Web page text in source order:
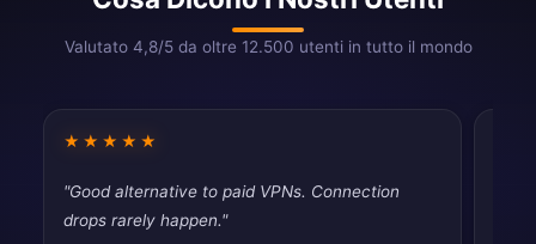
Valutato 4,8/5 da oltre 12.500 utenti in tutto il mondo
★★★★★
"Good alternative to paid VPNs. Connection
drops rarely happen."